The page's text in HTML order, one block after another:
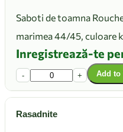
Saboti de toamna
marimea 44/45, culoare
Inregistrează-te
- + Add to
Rasadnite